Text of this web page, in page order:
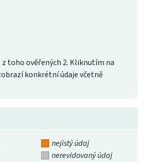
toho ověřených 2. Kliknutím na
konkrétní údaje včetně
nejistý údaj
nerevidovaný údaj